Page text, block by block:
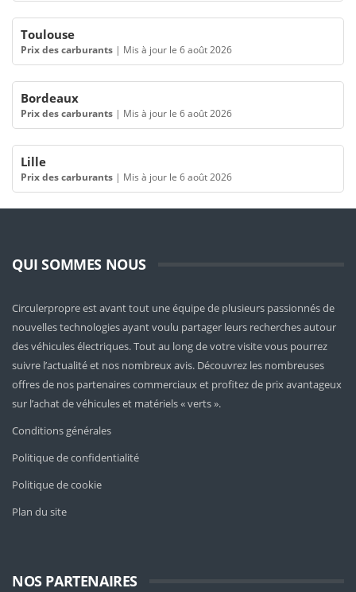
Toulouse
Prix des carburants | Mis à jour le 6 août 2026
Bordeaux
Prix des carburants | Mis à jour le 6 août 2026
Lille
Prix des carburants | Mis à jour le 6 août 2026
QUI SOMMES NOUS
Circulerpropre est avant tout une équipe de plusieurs passionnés de
nouvelles technologies ayant voulu partager leurs recherches autour
des véhicules électriques. Tout au long de votre visite vous pourrez
suivre l’actualité et nos nombreux avis. Découvrez les nombreuses
offres de nos partenaires commerciaux et profitez de prix avantageux
sur l’achat de véhicules et matériels « verts ».
Conditions générales
Politique de confidentialité
Politique de cookie
Plan du site
NOS PARTENAIRES